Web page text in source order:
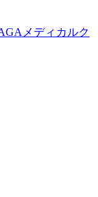
メディカルク